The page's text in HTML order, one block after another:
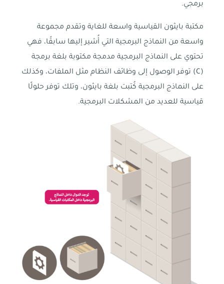
برمجي.
مكتبة بايثون القياسية واسعة للغاية وتقدم مجموعة
واسعة من النماذج البرمجية التي أُشير إليها سابقًا، فهي
تحتوي على النماذج البرمجية مدمجة مكتوبة بلغة برمجة
(C) توفر الوصول إلى وظائف النظام مثل الملفات، وكذلك
على النماذج البرمجية كُتبت بلغة بايثون، وتلك توفر حلولًا
قياسية للعديد من المشكلات البرمجية.